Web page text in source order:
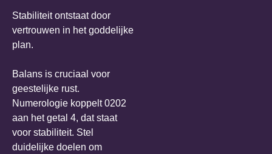
Stabiliteit ontstaat door
vertrouwen in het goddelijke
plan.
Balans is cruciaal voor
geestelijke rust.
Numerologie koppelt 0202
aan het getal 4, dat staat
voor stabiliteit. Stel
duidelijke doelen om